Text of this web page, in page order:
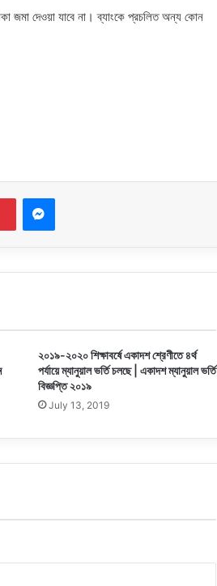
জমা দেওয়া যাবে না। ব্যাংকে প্রচলিত অন্য কোন
Messenger
২০১৯-২০২০ শিক্ষাবর্ষে একাদশ শ্রেণীতে ৪র্থ
পর্যায়ে ম্যানুয়াল ভর্তি চলছে | একাদশ ম্যানুয়াল ভর্তি
বিজ্ঞপ্তি ২০১৯
July 13, 2019